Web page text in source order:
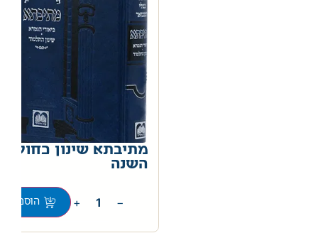
מתיבתא שינון כחול
השנה
−
+ הוספה